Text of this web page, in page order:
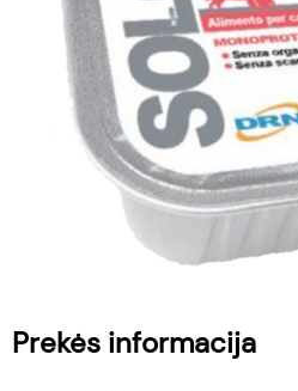
Prekės informacija